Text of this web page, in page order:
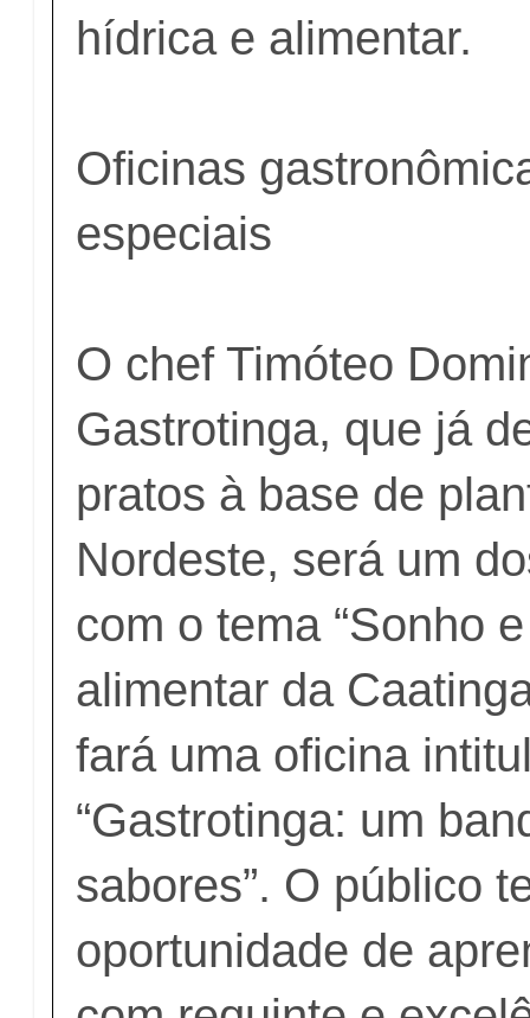
hídrica e alimentar.
Oficinas
especiais
O chef Timóteo
Gastrotinga, que já
pratos à base de
Nordeste, será um
com o tema “Sonho
alimentar da
fará uma oficina
“Gastrotinga: um
sabores”. O público
oportunidade de